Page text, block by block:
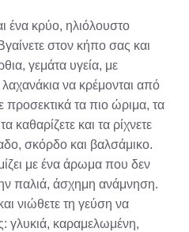
ένα κρύο, ηλιόλουστο
στον κήπο σας και
γεμάτα υγεία, με
να κρέμονται από
προσεκτικά τα πιο ώριμα, τα
καθαρίζετε και τα ρίχνετε
σκόρδο και βαλσάμικο.
με ένα άρωμα που δεν
παλιά, άσχημη ανάμνηση.
νιώθετε τη γεύση να
γλυκιά, καραμελωμένη,